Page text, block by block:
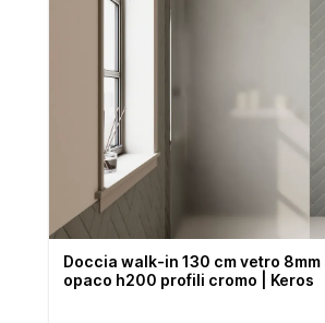
Doccia walk-in 130 cm vetro
opaco h200 profili cromo | Keros